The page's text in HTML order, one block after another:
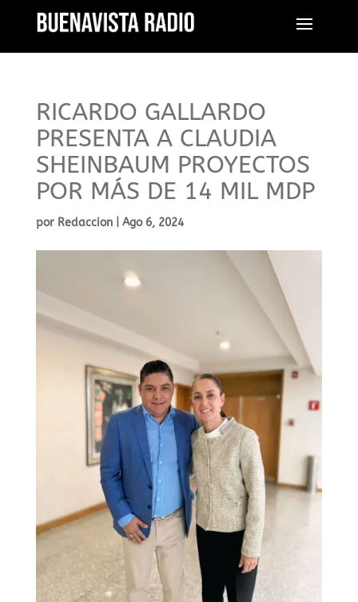
RICARDO GALLARDO
PRESENTA A CLAUDIA
SHEINBAUM PROYECTOS
POR MÁS DE 14 MIL MDP
por Redaccion| Ago 6, 2024